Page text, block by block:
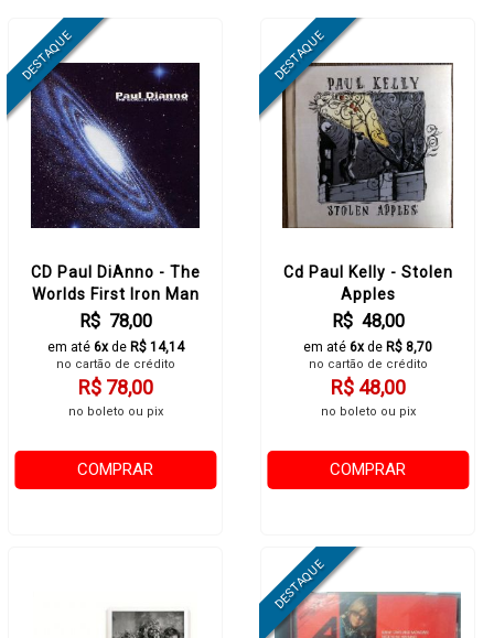
CD Paul DiAnno - The
Worlds First Iron Man
R$ 78,00
em até 6xde R$ 14,14
no cartão de crédito
R$ 78,00
no boleto ou pix
COMPRAR
Cd Paul Kelly - Stolen
Apples
R$ 48,00
em até 6xde R$ 8,70
no cartão de crédito
R$ 48,00
no boleto ou pix
COMPRAR